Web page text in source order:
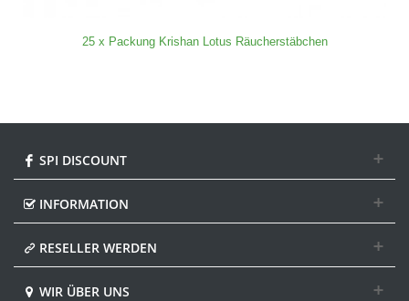
25 x Packung Krishan Lotus Räucherstäbchen
SPI DISCOUNT
INFORMATION
RESELLER WERDEN
WIR ÜBER UNS